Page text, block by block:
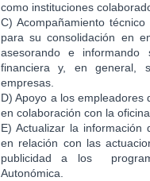
como instituciones
C) Acompañamiento
para su consolidación en
asesorando e
financiera y, en general,
empresas.
D) Apoyo a los
en colaboración con la
E) Actualizar la
en relación con las
publicidad a los
Autonómica.